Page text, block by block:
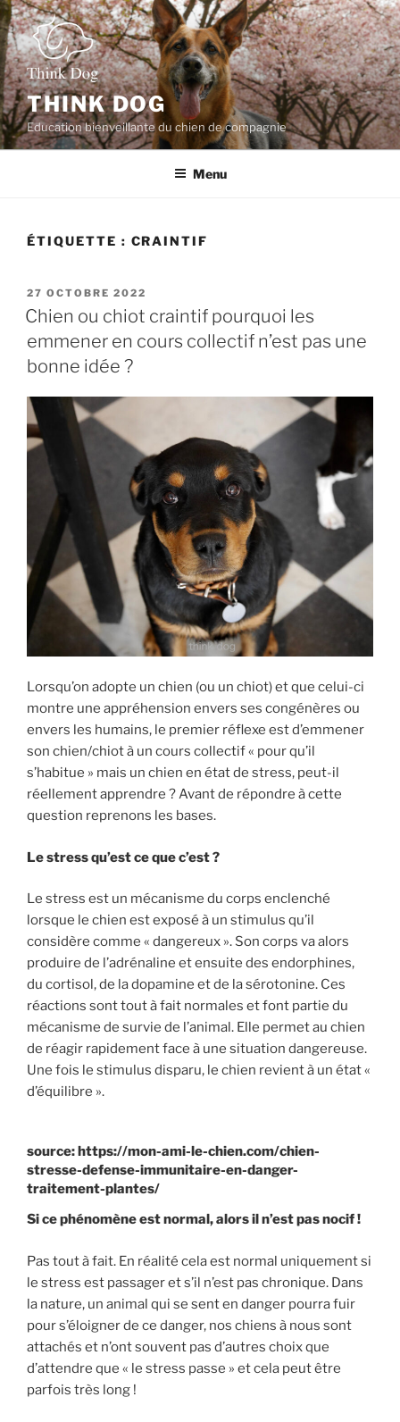
Aller
au
contenu
principal
THINK DOG
Education bienveillante du chien de compagnie
Menu
ÉTIQUETTE : CRAINTIF
PUBLIÉ
LE
27 OCTOBRE 2022
Chien ou chiot craintif pourquoi les
emmener en cours collectif n’est pas une
bonne idée ?
Lorsqu’on adopte un chien (ou un chiot) et que celui-ci
montre une appréhension envers ses congénères ou
envers les humains, le premier réflexe est d’emmener
son chien/chiot à un cours collectif « pour qu’il
s’habitue » mais un chien en état de stress, peut-il
réellement apprendre ? Avant de répondre à cette
question reprenons les bases.
Le stress qu’est ce que c’est ?
Le stress est un mécanisme du corps enclenché
lorsque le chien est exposé à un stimulus qu’il
considère comme « dangereux ». Son corps va alors
produire de l’adrénaline et ensuite des endorphines,
du cortisol, de la dopamine et de la sérotonine. Ces
réactions sont tout à fait normales et font partie du
mécanisme de survie de l’animal. Elle permet au chien
de réagir rapidement face à une situation dangereuse.
Une fois le stimulus disparu, le chien revient à un état «
d’équilibre ».
source: https://mon-ami-le-chien.com/chien-
stresse-defense-immunitaire-en-danger-
traitement-plantes/
Si ce phénomène est normal, alors il n’est pas nocif !
Pas tout à fait. En réalité cela est normal uniquement si
le stress est passager et s’il n’est pas chronique. Dans
la nature, un animal qui se sent en danger pourra fuir
pour s’éloigner de ce danger, nos chiens à nous sont
attachés et n’ont souvent pas d’autres choix que
d’attendre que « le stress passe » et cela peut être
parfois très long !